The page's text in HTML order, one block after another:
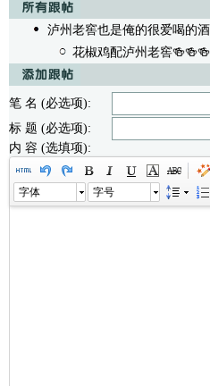
泸州老窖也是俺的很爱喝的
花椒鸡配泸州老窖
笔 名 (必选项):
标 题 (必选项):
内 容 (选填项):
字体 字号